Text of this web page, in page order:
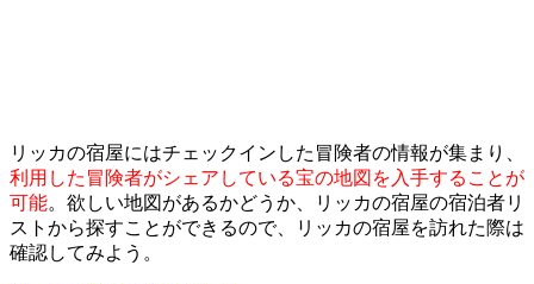
リッカの宿屋にはチェックインした冒険者の情報が集まり、
利用した冒険者がシェアしている宝の地図を入手することが
可能。欲しい地図があるかどうか、リッカの宿屋の宿泊者リ
ストから探すことができるので、リッカの宿屋を訪れた際は
確認してみよう。